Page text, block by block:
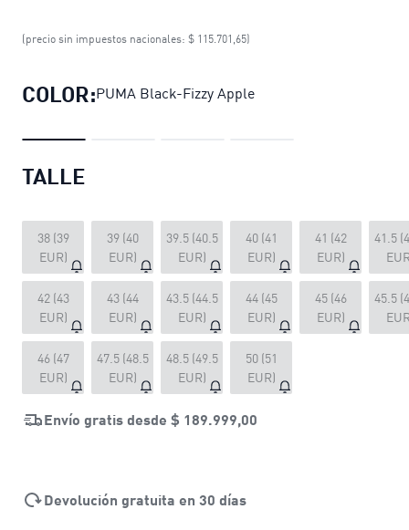
Zapatillas de running para hombre
(precio sin impuestos nacionales: $ 115.701,65)
COLOR:PUMA Black-Fizzy Apple
TALLE
38 (39
EUR)
39 (40
EUR)
39.5 (40.5
EUR)
40 (41
EUR)
41 (42
EUR)
41.5
42 (43
EUR)
43 (44
EUR)
43.5 (44.5
EUR)
44 (45
EUR)
45 (46
EUR)
45.5
46 (47
EUR)
47.5 (48.5
EUR)
48.5 (49.5
EUR)
50 (51
EUR)
Envío gratis desde $ 189.999,00
Devolución gratuita en 30 días